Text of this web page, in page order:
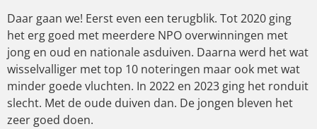
Daar gaan we! Eerst even een terugblik. Tot 2020 ging
het erg goed met meerdere NPO overwinningen met
jong en oud en nationale asduiven. Daarna werd het wat
wisselvalliger met top 10 noteringen maar ook met wat
minder goede vluchten. In 2022 en 2023 ging het ronduit
slecht. Met de oude duiven dan. De jongen bleven het
zeer goed doen.